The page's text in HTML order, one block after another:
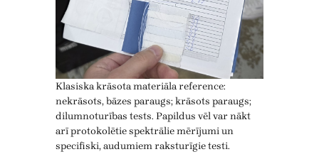
Klasiska krāsota materiāla reference:
nekrāsots, bāzes paraugs; krāsots paraugs;
dilumnoturības tests. Papildus vēl var nākt
arī protokolētie spektrālie mērījumi un
specifiski, audumiem raksturīgie testi.